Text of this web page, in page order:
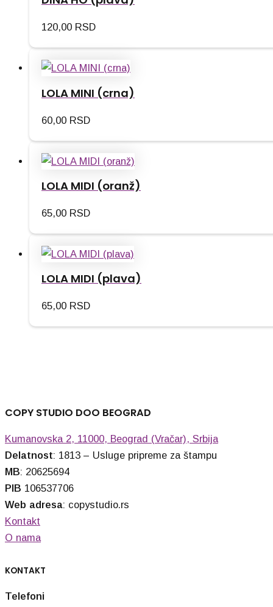
120,00 RSD
LOLA MINI (crna)
60,00 RSD
LOLA MIDI (oranž)
65,00 RSD
LOLA MIDI (plava)
65,00 RSD
COPY STUDIO DOO BEOGRAD
Kumanovska 2, 11000, Beograd (Vračar), Srbija
Delatnost: 1813 – Usluge pripreme za štampu
MB: 20625694
PIB 106537706
Web adresa: copystudio.rs
Kontakt
O nama
KONTAKT
Telefoni